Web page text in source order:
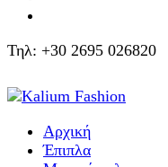
Τηλ: +30 2695 026820
Αρχική
Έπιπλα